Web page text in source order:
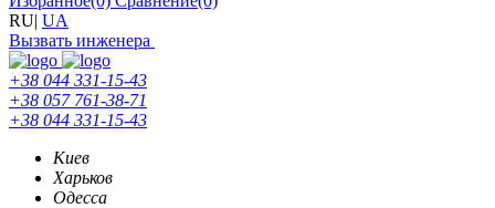
RU| UA
Вызвать инженера
+38 044 331-15-43
+38 057 761-38-71
+38 044 331-15-43
Киев
Харьков
Одесса